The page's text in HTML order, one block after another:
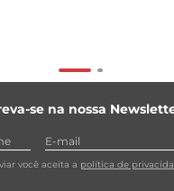
se na nossa
você aceita a política de